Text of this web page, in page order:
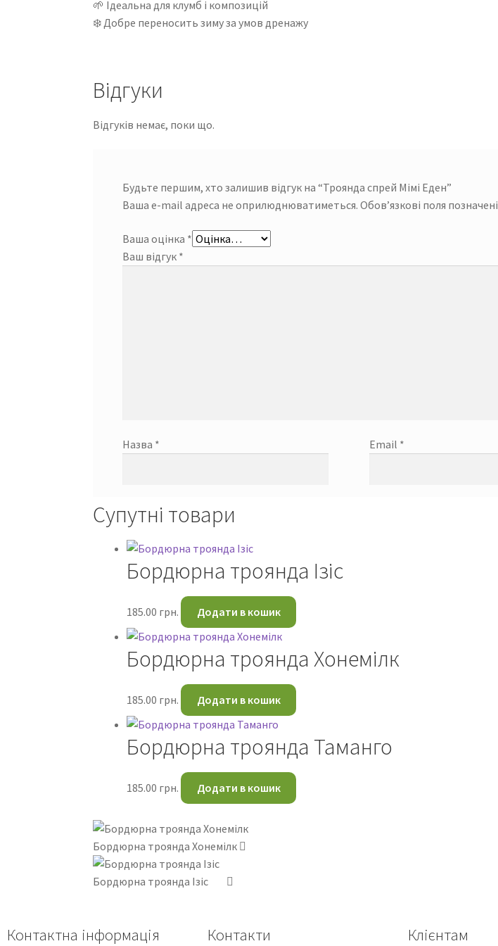
🌱 Ідеальна для клумб і композицій
❄️ Добре переносить зиму за умов дренажу
Відгуки
Відгуків немає, поки що.
Будьте першим, хто залишив відгук на “Троянда спрей Мімі Еден”
Ваша e-mail адреса не оприлюднюватиметься. Обов’язкові поля позначені
Ваша оцінка *
Ваш відгук *
Назва * Email *
Супутні товари
Бордюрна троянда Ізіс
185.00 грн. Додати в кошик
Бордюрна троянда Хонемілк
185.00 грн. Додати в кошик
Бордюрна троянда Таманго
185.00 грн. Додати в кошик
Бордюрна троянда Хонемілк
Бордюрна троянда Ізіс
Контактна інформація Контакти Клієнтам